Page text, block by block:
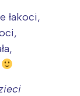
łakoci,